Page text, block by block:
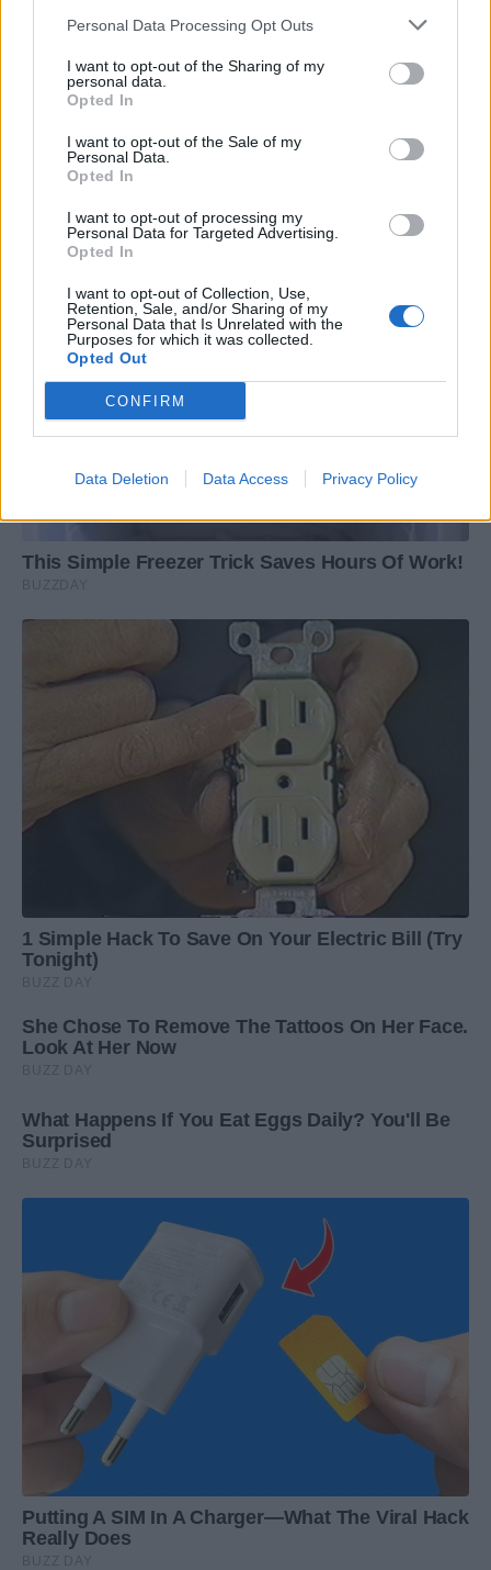
Personal Data Processing Opt Outs
I want to opt-out of the Sharing of my
personal data.
Opted In
I want to opt-out of the Sale of my
Personal Data.
Opted In
I want to opt-out of processing my
Personal Data for Targeted Advertising.
Opted In
I want to opt-out of Collection, Use,
Retention, Sale, and/or Sharing of my
Personal Data that Is Unrelated with the
Purposes for which it was collected.
Opted Out
CONFIRM
Data Deletion Data Access Privacy Policy